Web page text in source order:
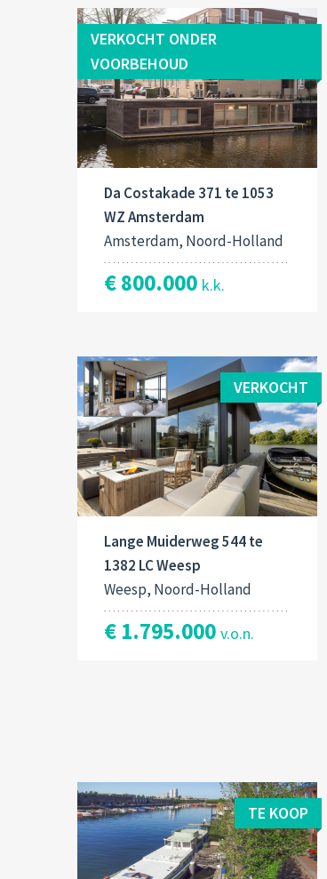
VERKOCHT ONDER
VOORBEHOUD
Da Costakade 371 te 1053
WZ Amsterdam
Amsterdam, Noord-Holland
€ 800.000 k.k.
VERKOCHT
Lange Muiderweg 544 te
1382 LC Weesp
Weesp, Noord-Holland
€ 1.795.000 v.o.n.
TE KOOP